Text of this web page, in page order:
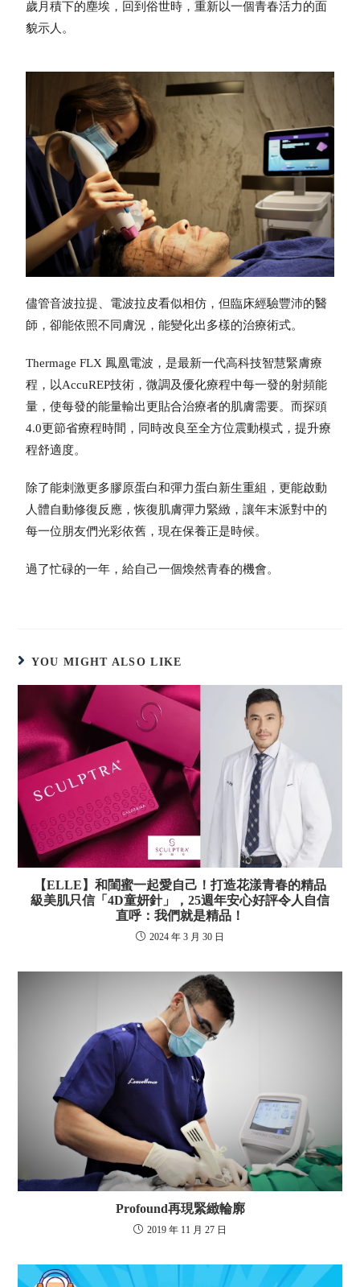
歲月積下的塵埃，回到俗世時，重新以一個青春活力的面
貌示人。
儘管音波拉提、電波拉皮看似相仿，但臨床經驗豐沛的醫
師，卻能依照不同膚況，能變化出多樣的治療術式。
Thermage FLX 鳳凰電波，是最新一代高科技智慧緊膚療
程，以AccuREP技術，微調及優化療程中每一發的射頻能
量，使每發的能量輸出更貼合治療者的肌膚需要。而探頭
4.0更節省療程時間，同時改良至全方位震動模式，提升療
程舒適度。
除了能刺激更多膠原蛋白和彈力蛋白新生重組，更能啟動
人體自動修復反應，恢復肌膚彈力緊緻，讓年末派對中的
每一位朋友們光彩依舊，現在保養正是時候。
過了忙碌的一年，給自己一個煥然青春的機會。
YOU MIGHT ALSO LIKE
【ELLE】和閨蜜一起愛自己！打造花漾青春的精品
級美肌只信「4D童妍針」，25週年安心好評令人自信
直呼：我們就是精品！
2024 年 3 月 30 日
Profound再現緊緻輪廓
2019 年 11 月 27 日